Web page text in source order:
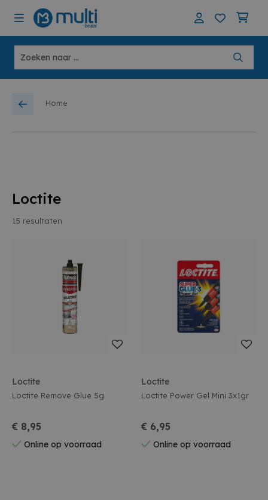
Home
Loctite
15 resultaten
Loctite
Loctite Remove Glue 5g
€ 8,95
Online op voorraad
Loctite
Loctite Power Gel Mini 3x1gr
€ 6,95
Online op voorraad